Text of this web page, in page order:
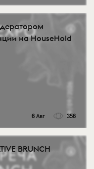
на HouseHold
6 Авг 356
BRUNCH